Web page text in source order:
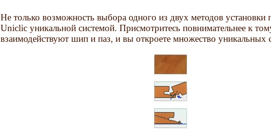
Не только возможность выбора одного из двух методов установки
Uniclic уникальной системой. Присмотритесь повнимательнее к
взаимодействуют шип и паз, и вы откроете множество уникальных